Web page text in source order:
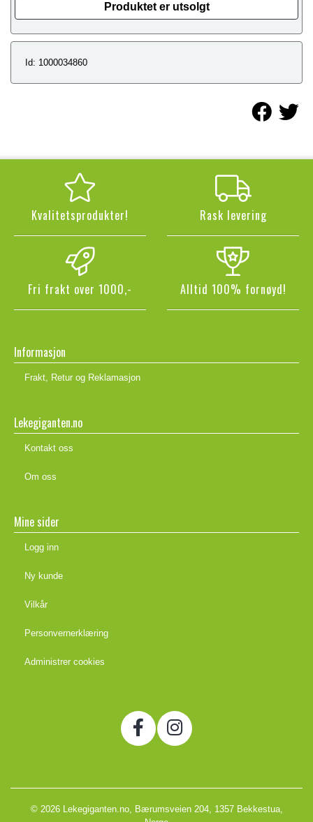
Produktet er utsolgt
Id: 1000034860
Kvalitetsprodukter! Rask levering
Fri frakt over 1000,- Alltid 100% fornøyd!
Informasjon
Frakt, Retur og Reklamasjon
Lekegiganten.no
Kontakt oss
Om oss
Mine sider
Logg inn
Ny kunde
Vilkår
Personvernerklæring
Administrer cookies
© 2026 Lekegiganten.no, Bærumsveien 204, 1357 Bekkestua,